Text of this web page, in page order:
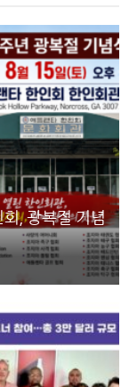
, 광복절 기념